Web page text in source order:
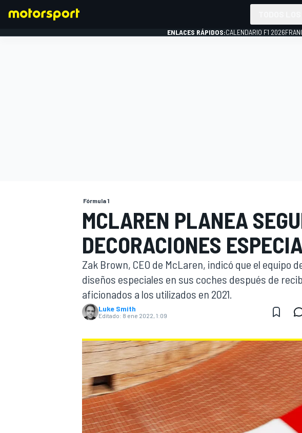
INDYCAR
MOTOGP
ENLACES RÁPIDOS:CALENDARIO F1 2026
Fórmula 1
MCLAREN PLANEA
DECORACIONES
Zak Brown, CEO de McLaren, indicó que el equipo
diseños especiales en sus coches después de
aficionados a los utilizados en 2021.
Luke Smith
Editado: 8 ene 2022, 1:09